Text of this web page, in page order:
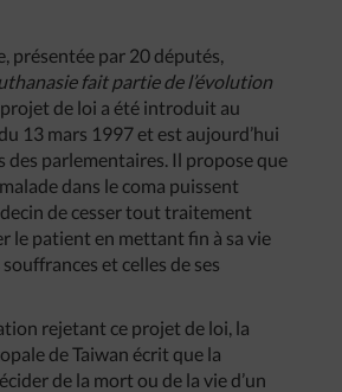
présentée par 20 députés,
fait partie de l’évolution
projet de loi a été introduit au
13 mars 1997 et est aujourd’hui
des parlementaires. Il propose que
dans le coma puissent
de cesser tout traitement
le patient en mettant fin à sa vie
et celles de ses
rejetant ce projet de loi, la
de Taiwan écrit que la
de la mort ou de la vie d’un